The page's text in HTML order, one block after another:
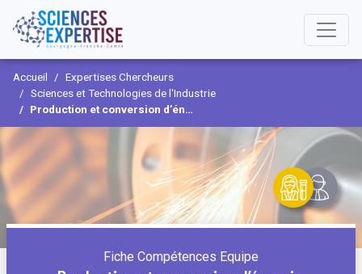
Accueil
Expertises Chercheurs
Sciences et Technologies de l'Industrie
Production et conversion d’énergie, Systèmes énergétiques, Thermique et mécanique des fluides, Instrumentation thermique et fluidique, Energétique du bâtiment
Fiche Compétences Equipe